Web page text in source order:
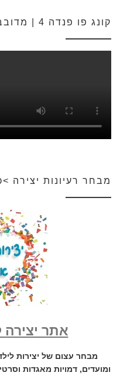
קונג פו פנדה 4 | מדובב
מבחר רעיונות יצירה
אתר יצירה
מבחר עצום של יצירות
ומועדים, דמויות מאגדות